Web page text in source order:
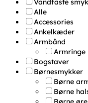
Vandfaste
Alle
Accessories
Ankelkæder
Armbånd
Armringe
Bogstaver
Børnesmykker
Børne
Børne